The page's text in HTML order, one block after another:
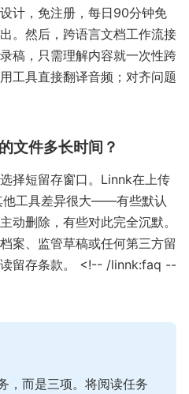
计，免注册，每日90分钟免
。然后，跨语言文档工作流接
稿，只需理解内容就一次性跨
工具直接翻译音频；对齐问题
文件多长时间？
择短留存窗口。Linnk在上传
他工具差异很大——有些默认
动删除，有些对此完全沉默。
案、监管草稿或任何第三方留
留存条款。 <!-- /linnk:faq --
，而是三项。将阅读任务